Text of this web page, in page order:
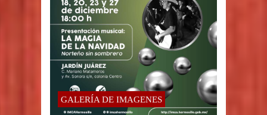
GALERÍA DE IMAGENES